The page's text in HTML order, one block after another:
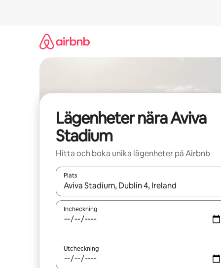
Lägenheter nära Aviva
Stadium
Hitta och boka unika lägenheter på Airbnb
Plats
När resultaten är tillgängliga kan du navigera
Incheckning
Utcheckning